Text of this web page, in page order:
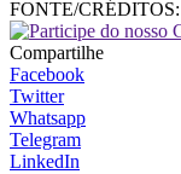
FONTE/CRÉDITOS:
Compartilhe
Facebook
Twitter
Whatsapp
Telegram
LinkedIn